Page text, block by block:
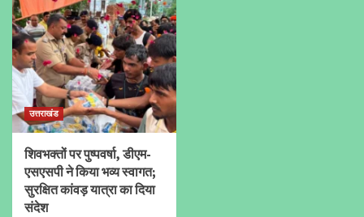
उत्तराखंड
शिवभक्तों पर पुष्पवर्षा, डीएम-
एसएसपी ने किया भव्य स्वागत;
सुरक्षित कांवड़ यात्रा का दिया
संदेश